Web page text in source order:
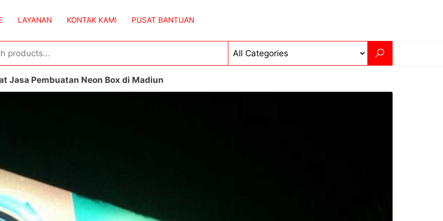
LAYANAN KONTAK KAMI PUSAT BANTUAN
Jasa Pembuatan Neon Box di Madiun